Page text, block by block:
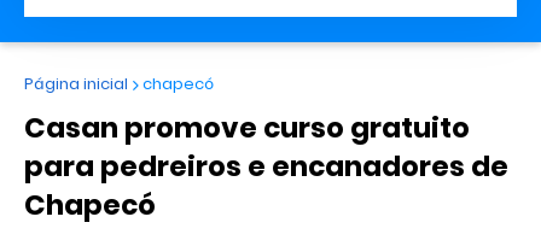
Página inicial chapecó
Casan promove curso gratuito
para pedreiros e encanadores de
Chapecó